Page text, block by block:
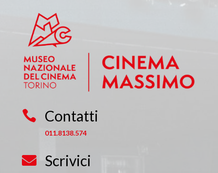
 Contatti
011.8138.574
 Scrivici